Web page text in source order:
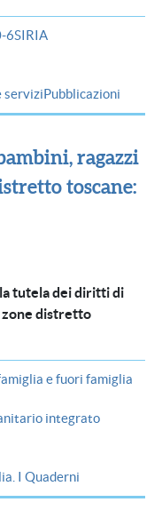
6SIRIA
serviziPubblicazioni
ragazzi
toscane:
tutela dei diritti di
zone distretto
e fuori famiglia
integrato
I Quaderni